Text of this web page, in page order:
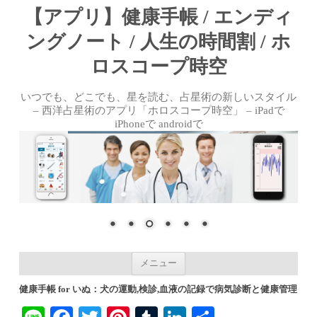
【アプリ】健康手帳 / エンディ
ングノート / 人生の時間割 / ホ
ロスコープ時空
いつでも、どこでも、星を読む、占星術の新しいスタイル
– 西洋占星術のアプリ「ホロスコープ時空」 – iPadで
iPhoneで androidで
メニュー
健康手帳 for いぬ：犬の運動,検診,血液の記録で病気診断と健康管理